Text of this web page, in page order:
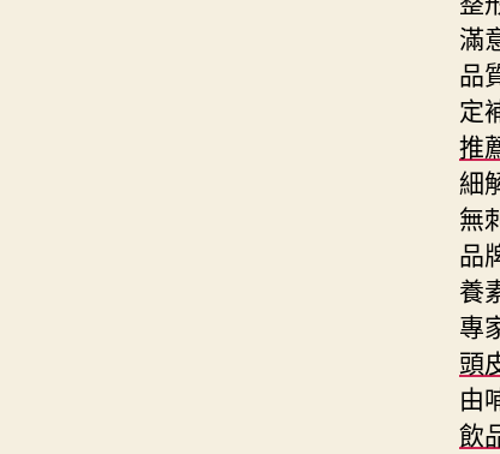
滿
品
定
推
細
無
品
養
專
頭
由
飲